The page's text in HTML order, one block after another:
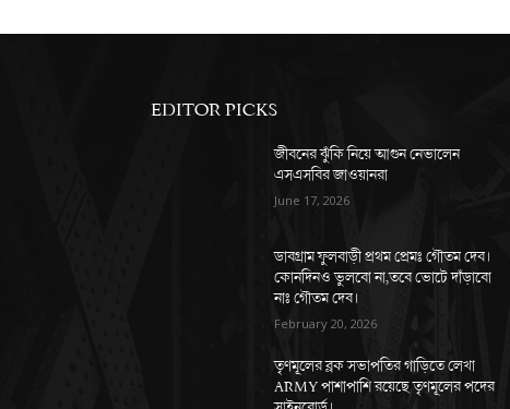
EDITOR PICKS
জীবনের ঝুঁকি নিয়ে আগুন নেভালেন
এসএসবির জাওয়ানরা
June 17, 2026
ডাবগ্রাম ফুলবাড়ী প্রথম প্রেমঃ গৌতম দেব।
কোনদিনও ভুলবো না,তবে ভোটে দাঁড়াবো
নাঃ গৌতম দেব।
February 20, 2026
তৃণমূলের ব্লক সভাপতির গাড়িতে লেখা
ARMY পাশাপাশি রয়েছে তৃণমূলের পদের